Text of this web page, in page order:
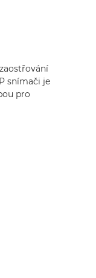
snímači je
pro